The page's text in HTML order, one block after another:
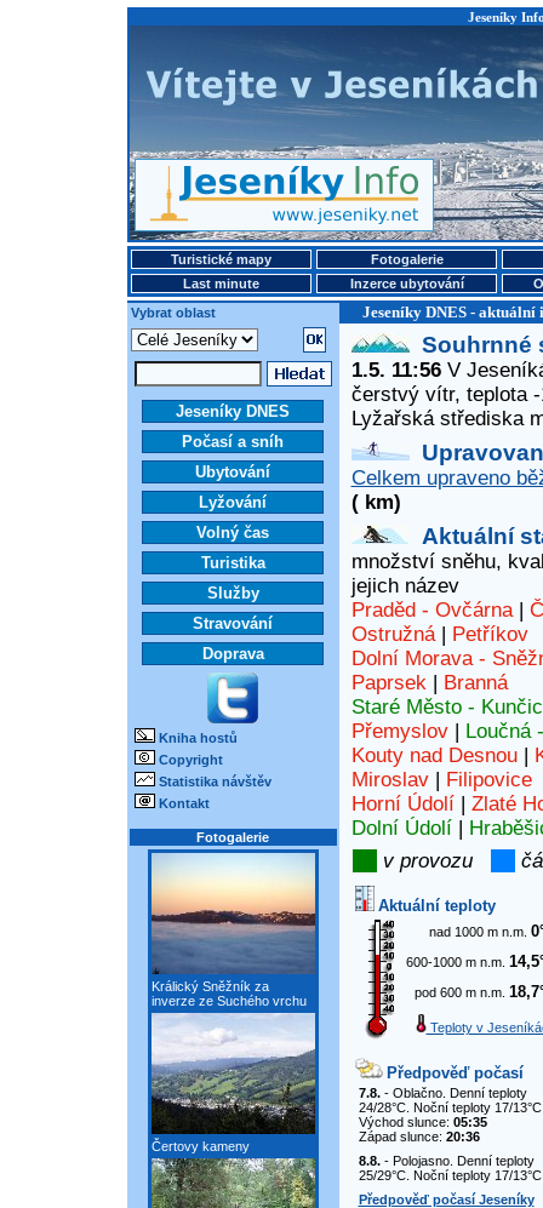
Jeseníky
Turistické mapy
Fotogalerie
Last minute
Inzerce ubytování
Vybrat oblast
Jeseníky DNES - aktuální
Jeseníky DNES
Počasí a sníh
Ubytování
Lyžování
Volný čas
Turistika
Služby
Stravování
Doprava
Kniha hostů
Copyright
Statistika návštěv
Kontakt
Fotogalerie
Králický Sněžník za
inverze ze Suchého vrchu
Čertovy kameny
Souhrnné
1.5. 11:56V
čerstvý vítr, teplota
Lyžařská střediska
Celkem upraveno
( km)
Aktuální
množství sněhu,
jejich název
Praděd - Ovčárna|
Ostružná| Petříkov
Dolní Morava -
Paprsek| Branná
Staré Město -
Přemyslov| Loučná
Kouty nad Desnou|
Miroslav| Filipovice
Horní Údolí| Zlaté
Dolní Údolí|
v provozu
Aktuální teploty
nad 1000 m n.m.
600-1000 m n.m.
pod 600 m n.m.
Teploty v
Předpověď počasí
7.8.- Oblačno. Denní teploty
24/28°C. Noční teploty 17/
Východ slunce: 05:35
Západ slunce: 20:36
8.8.- Polojasno. Denní teploty
25/29°C. Noční teploty 17/
Předpověď počasí Jeseníky